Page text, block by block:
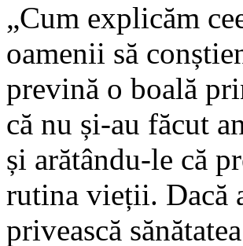
„Cum explicăm
oamenii să
prevină o boală
că nu și-au făcut
și arătându-le că
rutina vieții. Dacă
privească